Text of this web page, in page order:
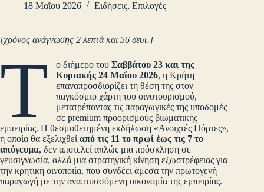
18 Μαΐου 2026
Ειδήσεις, Επιλογές
[χρόνος ανάγνωσης 2 λεπτά και 56 δευτ.]
Τ ο διήμερο τουΣαββάτου 23 και της
Κυριακής 24 Μαΐου 2026, η Κρήτη
επαναπροσδιορίζει τη θέση της στον
παγκόσμιο χάρτη του οινοτουρισμού,
μετατρέποντας τις παραγωγικές της υποδομές
σε premium προορισμούς βιωματικής
εμπειρίας. Η θεσμοθετημένη εκδήλωση «Ανοιχτές Πόρτες»,
η οποία θα εξελιχθεί από τις 11 το πρωί έως τις 7 το
απόγευμα, δεν αποτελεί απλώς μια πρόσκληση σε
γευσιγνωσία, αλλά μια στρατηγική κίνηση εξωστρέφειας για
την κρητική οινοποιία, που συνδέει άμεσα την πρωτογενή
παραγωγή με την αναπτυσσόμενη οικονομία της εμπειρίας.